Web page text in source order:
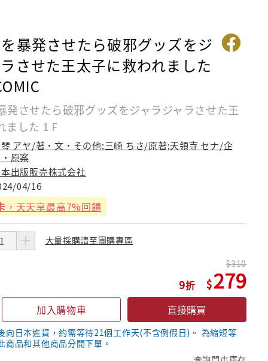
暴発させたら破邪グッズをジ
させた王太子に救われました
発させたら破邪グッズをジャラジャラさせた王
ました 1 F
アヤ/著・文・その他;三崎 ちさ/原著;天領寺 セナ/企
原案
出版販売株式会社
04/16
，天天享最高7%回饋
大量採購請至團購專區
9
310
279
加入購物車 直接購買
向日本進貨，約需等待21個工作天(不含例假日)。 為縮短等
商品和其他商品分開下單。